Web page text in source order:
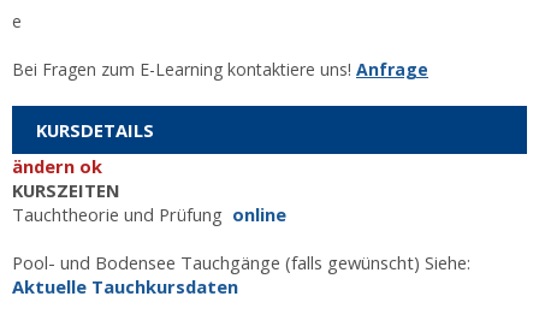
e
Bei Fragen zum E-Learning kontaktiere uns! Anfrage
KURSDETAILS
ändern ok
KURSZEITEN
Tauchtheorie und Prüfung online
Pool- und Bodensee Tauchgänge (falls gewünscht) Siehe:
Aktuelle Tauchkursdaten